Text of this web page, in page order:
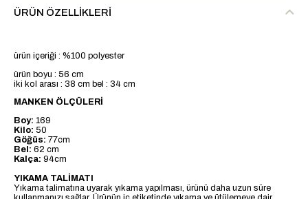
ÜRÜN ÖZELLIKLERI
ürün içeriği : %100 polyester
ürün boyu : 56 cm
iki kol arası : 38 cm bel : 34 cm
MANKEN ÖLÇÜLERİ
Boy: 169
Kilo: 50
Göğüs: 77cm
Bel: 62 cm
Kalça: 94cm
YIKAMA TALİMATI
Yıkama talimatına uyarak yıkama yapılması, ürünü daha uzun süre